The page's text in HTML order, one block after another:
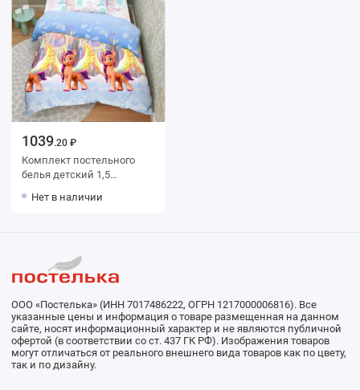
1039.20 ₽
Комплект постельного
белья детский 1,5
наволочкой 70х70
Нет в наличии
ООО «Постелька» (ИНН 7017486222, ОГРН 1217000006816). Все
указанные цены и информация о товаре размещенная на данном
сайте, носят информационный характер и не являются публичной
офертой (в соответствии со ст. 437 ГК РФ). Изображения товаров
могут отличаться от реального внешнего вида товаров как по цвету,
так и по дизайну.